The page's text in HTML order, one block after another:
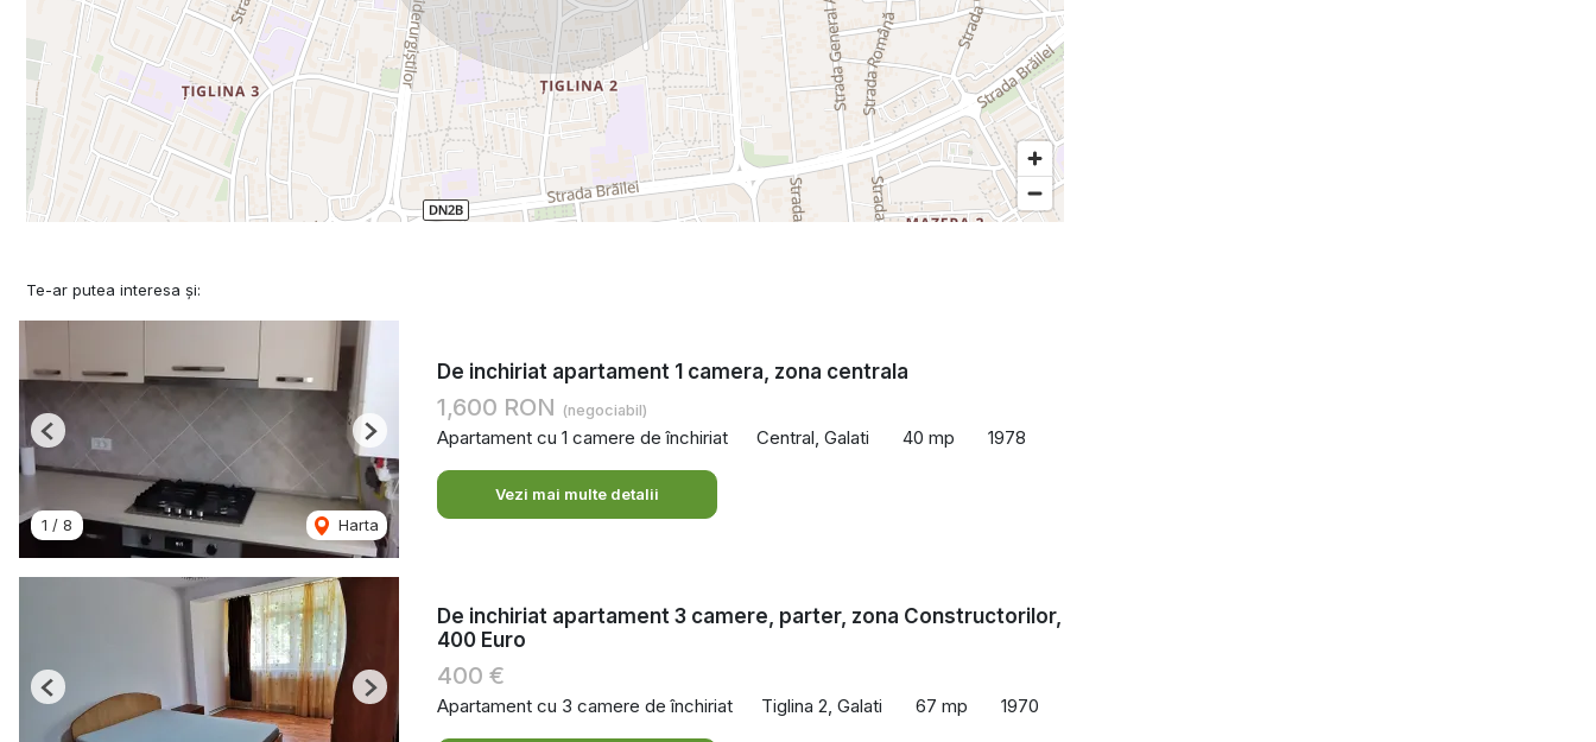
Te-ar putea interesa și:
1 / 8 Harta
Previous Next
De inchiriat apartament 1 camera, zona centrala
1,600 RON (negociabil)
Apartament cu 1 camere de închiriat Central, Galati 40 mp 1978
Vezi mai multe detalii
Previous Next
De inchiriat apartament 3 camere, parter, zona Constructorilor,
400 Euro
400 €
Apartament cu 3 camere de închiriat Tiglina 2, Galati 67 mp 1970